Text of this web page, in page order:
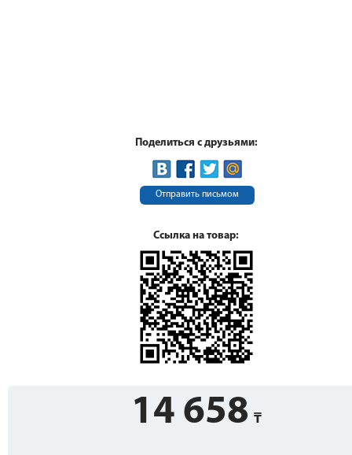
Поделиться с друзьями:
Отправить письмом
Ссылка на товар:
14 658